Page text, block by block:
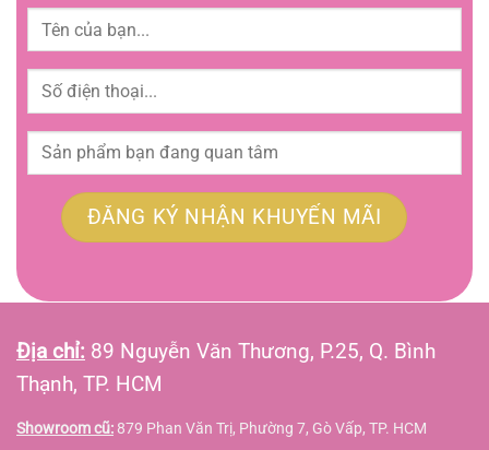
Địa chỉ: 89 Nguyễn Văn Thương, P.25, Q. Bình
Thạnh, TP. HCM
Showroom cũ: 879 Phan Văn Trị, Phường 7, Gò Vấp, TP. HCM